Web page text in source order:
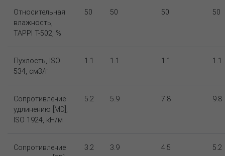
Относительная
влажность,
TAPPI T-502, %
50 50 50 50
Пухлость, ISO
534, см3/г
1.1 1.1 1.1 1.1
Сопротивление
удлинению [MD],
ISO 1924, кН/м
5.2 5.9 7.8 9.8
Сопротивление
3.2 3.9 4.5 5.2